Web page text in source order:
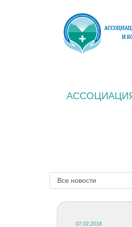
07.02.2018